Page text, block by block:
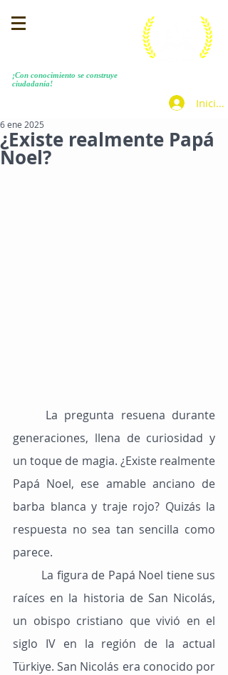
​¡Con conocimiento se construye
ciudadanía!
Iniciar
¿Existe realmente Papá
Noel?
6 ene 2025
generaciones, llena de curiosidad y
un toque de magia. ¿Existe realmente
Papá Noel, ese amable anciano de
barba blanca y traje rojo? Quizás la
respuesta no sea tan sencilla como
parece.
raíces en la historia de San Nicolás,
un obispo cristiano que vivió en el
siglo IV en la región de la actual
Türkiye. San Nicolás era conocido por